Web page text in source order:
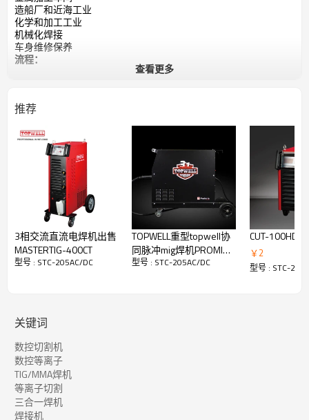
造船厂和近海工业
化学和加工工业
机械化焊接
车身维修保养
流程：
综合格斗（棒），
输入电源：200-240V，1 相
40℃ (104℉) 时的额定输出：
氩弧焊：200A/18V/60%
PAC：50A/100V/ 60%
重量：26公斤
常规脉冲 TIG
通常为 0.2 至 10 PPS。对焊接熔池提供加热和冷却效果，并可通
过降低平均电流强度来减少变形。这种加热和冷却效果还会在焊道
查看更多
推荐
3相交流直流电焊机出售
MASTERTIG-400CT
型号 : STC-205AC/DC
TOPWELL重型topwell协
同脉冲mig焊机PROMIG-
250SYN PULSE
型号 : STC-205AC/DC
CUT-100HD
￥2
型号 : STC-
关键词
数控切割机
数控等离子
TIG/MMA焊机
等离子切割
三合一焊机
焊接机